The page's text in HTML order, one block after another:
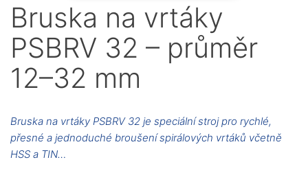
Bruska na vrtáky
PSBRV 32 – průměr
12–32 mm
Bruska na vrtáky PSBRV 32 je speciální stroj pro rychlé,
přesné a jednoduché broušení spirálových vrtáků včetně
HSS a TIN…